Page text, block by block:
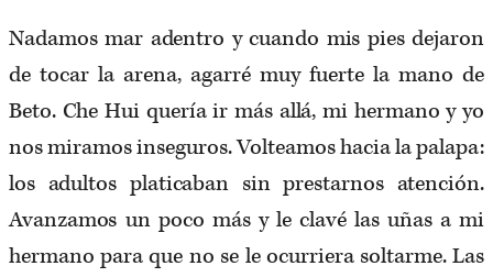
Nadamos mar adentro y cuando mis pies dejaron
de tocar la arena, agarré muy fuerte la mano de
Beto. Che Hui quería ir más allá, mi hermano y yo
nos miramos inseguros. Volteamos hacia la palapa:
los adultos platicaban sin prestarnos atención.
Avanzamos un poco más y le clavé las uñas a mi
hermano para que no se le ocurriera soltarme. Las